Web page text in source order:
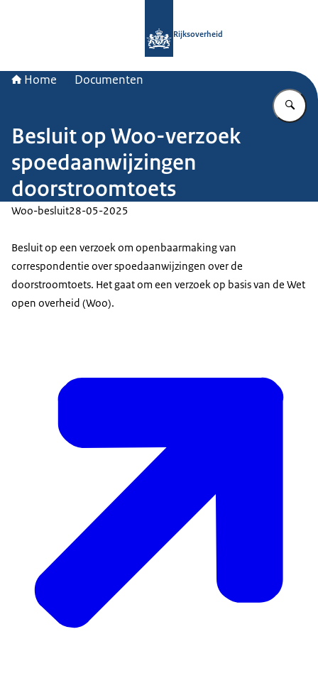
Rijksoverheid
Home Documenten
Besluit op Woo-verzoek
spoedaanwijzingen
doorstroomtoets
Woo-besluit28-05-2025
Besluit op een verzoek om openbaarmaking van
correspondentie over spoedaanwijzingen over de
doorstroomtoets. Het gaat om een verzoek op basis van de Wet
open overheid (Woo).